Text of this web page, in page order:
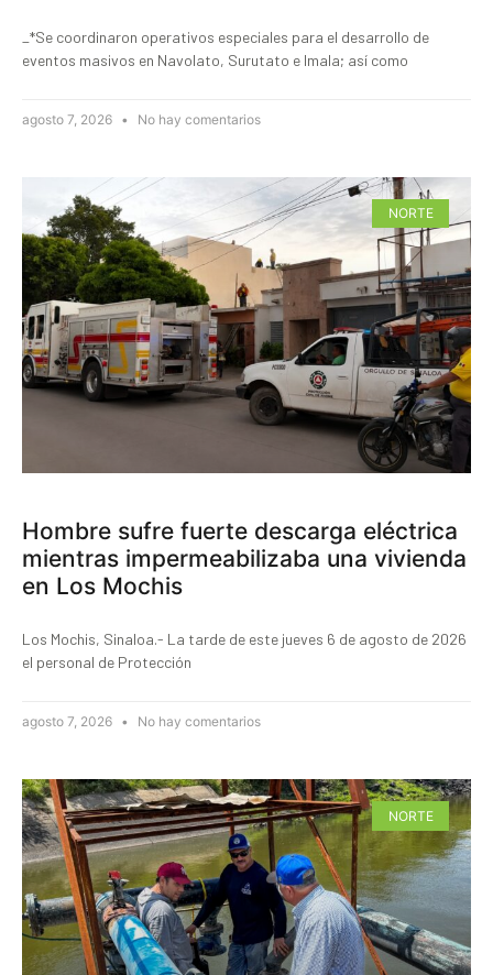
_*Se coordinaron operativos especiales para el desarrollo de
eventos masivos en Navolato, Surutato e Imala; así como
agosto 7, 2026 No hay comentarios
NORTE
Hombre sufre fuerte descarga eléctrica
mientras impermeabilizaba una vivienda
en Los Mochis
Los Mochis, Sinaloa.- La tarde de este jueves 6 de agosto de 2026
el personal de Protección
agosto 7, 2026 No hay comentarios
NORTE